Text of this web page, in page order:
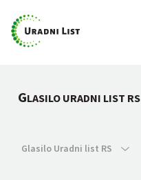
GLASILO URADNI LIST RS
Glasilo Uradni list RS